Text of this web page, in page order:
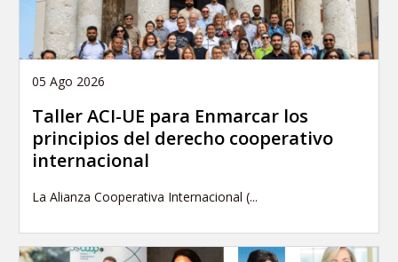
05 Ago 2026
Taller ACI-UE para Enmarcar los
principios del derecho cooperativo
internacional
La Alianza Cooperativa Internacional (...